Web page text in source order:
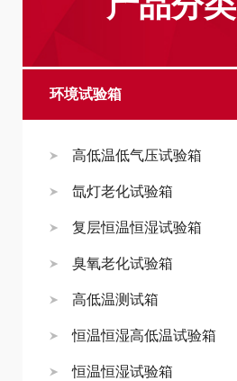
环境试验箱
高低温低气压试验箱
氙灯老化试验箱
复层恒温恒湿试验箱
臭氧老化试验箱
高低温测试箱
恒温恒湿高低温试验箱
恒温恒湿试验箱